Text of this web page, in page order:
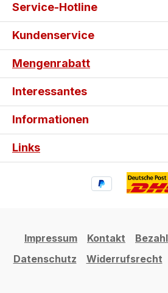
Service-Hotline
Kundenservice
Mengenrabatt
Interessantes
Informationen
Links
Impressum Kontakt
Datenschutz
Widerrufsrecht